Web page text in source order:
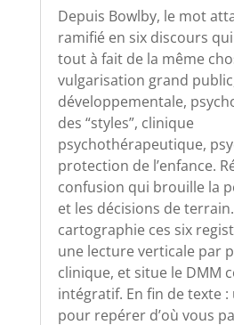
Depuis Bowlby, le mot
ramifié en six discours
tout à fait de la même
vulgarisation grand
développementale,
des “styles”, clinique
psychothérapeutique,
protection de l’enfance.
confusion qui brouille la
et les décisions de
cartographie ces six
une lecture verticale par
clinique, et situe le DMM
intégratif. En fin de texte
pour repérer d’où vous